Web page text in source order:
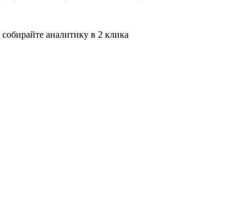
аналитику в 2 клика